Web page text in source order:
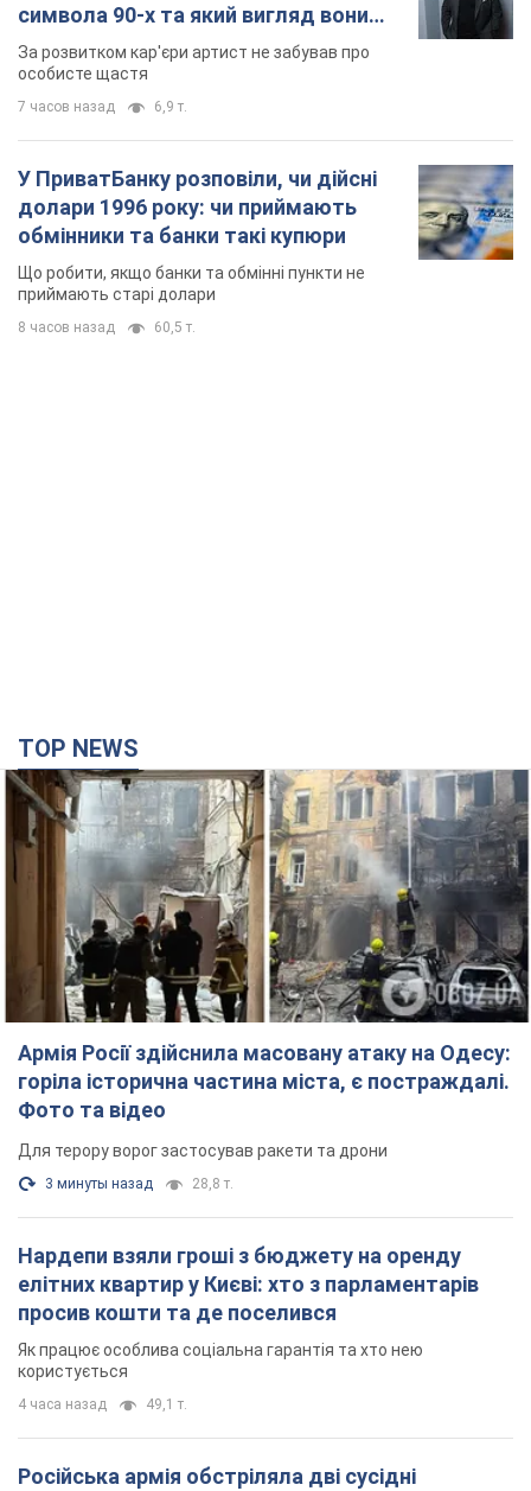
символа 90-х та який вигляд вони
мають
За розвитком кар'єри артист не забував про
особисте щастя
7 часов назад 6,9 т.
У ПриватБанку розповіли, чи дійсні
долари 1996 року: чи приймають
обмінники та банки такі купюри
Що робити, якщо банки та обмінні пункти не
приймають старі долари
8 часов назад 60,5 т.
TOP NEWS
Армія Росії здійснила масовану атаку на Одесу:
горіла історична частина міста, є постраждалі.
Фото та відео
Для терору ворог застосував ракети та дрони
3 минуты назад 28,8 т.
Нардепи взяли гроші з бюджету на оренду
елітних квартир у Києві: хто з парламентарів
просив кошти та де поселився
Як працює особлива соціальна гарантія та хто нею
користується
4 часа назад 49,1 т.
Російська армія обстріляла дві сусідні